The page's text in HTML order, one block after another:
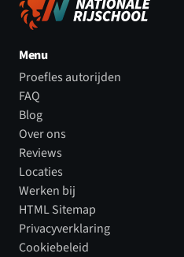
Menu
Proefles autorijden
FAQ
Blog
Over ons
Reviews
Locaties
Werken bij
HTML Sitemap
Privacyverklaring
Cookiebeleid